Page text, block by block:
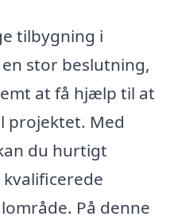
tilbygning i
stor beslutning,
at få hjælp til at
projektet. Med
du hurtigt
På denne